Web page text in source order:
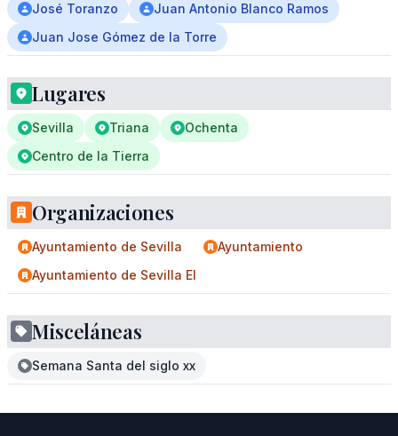
José Toranzo
Juan Antonio Blanco Ramos
Juan Jose Gómez de la Torre
Lugares
Sevilla Triana
Ochenta
Centro de la Tierra
Organizaciones
Ayuntamiento de Sevilla
Ayuntamiento
Ayuntamiento de Sevilla El
Misceláneas
Semana Santa del siglo xx